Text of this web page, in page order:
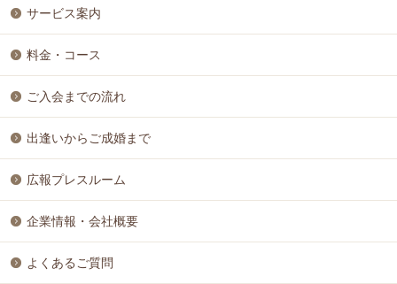
サービス案内
料金・コース
ご入会までの流れ
出逢いからご成婚まで
広報プレスルーム
企業情報・会社概要
よくあるご質問